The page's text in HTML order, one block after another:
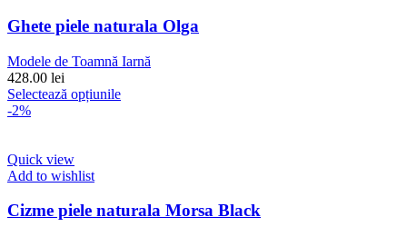
Ghete piele naturala Olga
Modele de Toamnă Iarnă
428.00 lei
Selectează opțiunileAcest
pot
-2%
Quick view
Add to wishlist
Cizme piele naturala Morsa Black